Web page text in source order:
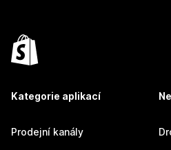
Kategorie aplikací
Prodejní kanály